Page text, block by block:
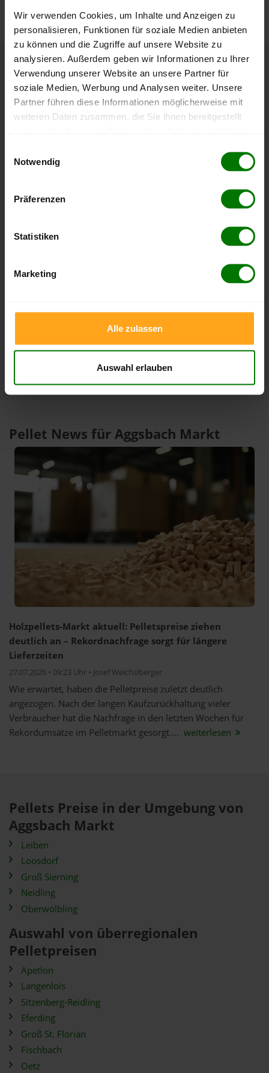
Wir verwenden Cookies, um Inhalte und Anzeigen zu
personalisieren, Funktionen für soziale Medien anbieten
zu können und die Zugriffe auf unsere Website zu
analysieren. Außerdem geben wir Informationen zu Ihrer
Verwendung unserer Website an unsere Partner für
soziale Medien, Werbung und Analysen weiter. Unsere
Partner führen diese Informationen möglicherweise mit
weiteren Daten zusammen, die Sie ihnen bereitgestellt
Notwendig
Präferenzen
Statistiken
Marketing
Alle zulassen
Auswahl erlauben
nachvollziehen.
Höchst- und Tiefststände der
Pelletspreise in Aggsbach Markt
Höchst- und Tiefststände der
Datum zeigt, wann der Höchst- oder Tiefststand im
Tiefststand
394,99 €
08.07.2026
08.08.2026 09.05.2026
420,00 €
10.02.2026 08.08.2025
Pellet News für Aggsbach Markt
Holzpellets-Markt aktuell: Pelletspreise ziehen
deutlich an – Rekordnachfrage sorgt für längere
Lieferzeiten
27.07.2026 • 09:23 Uhr • Josef Weichslberger
Wie erwartet, haben die Pelletpreise zuletzt deutlich
angezogen. Nach der langen Kaufzurückhaltung vieler
Verbraucher hat die Nachfrage in den letzten Wochen für
Rekordumsätze im Pelletmarkt gesorgt.... weiterlesen
Pellets Preise in der Umgebung von
Aggsbach Markt
Leiben
Loosdorf
Groß Sierning
Neidling
Oberwölbling
Auswahl von überregionalen
Pelletpreisen
Apetlon
Langenlois
Sitzenberg-Reidling
Eferding
Groß St. Florian
Fischbach
Oetz